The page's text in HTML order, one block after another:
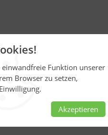
Funktion unserer
Browser zu setzen,
Akzeptieren